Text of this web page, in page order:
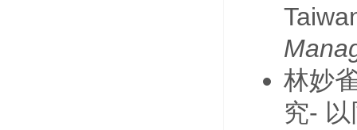
林妙
究-